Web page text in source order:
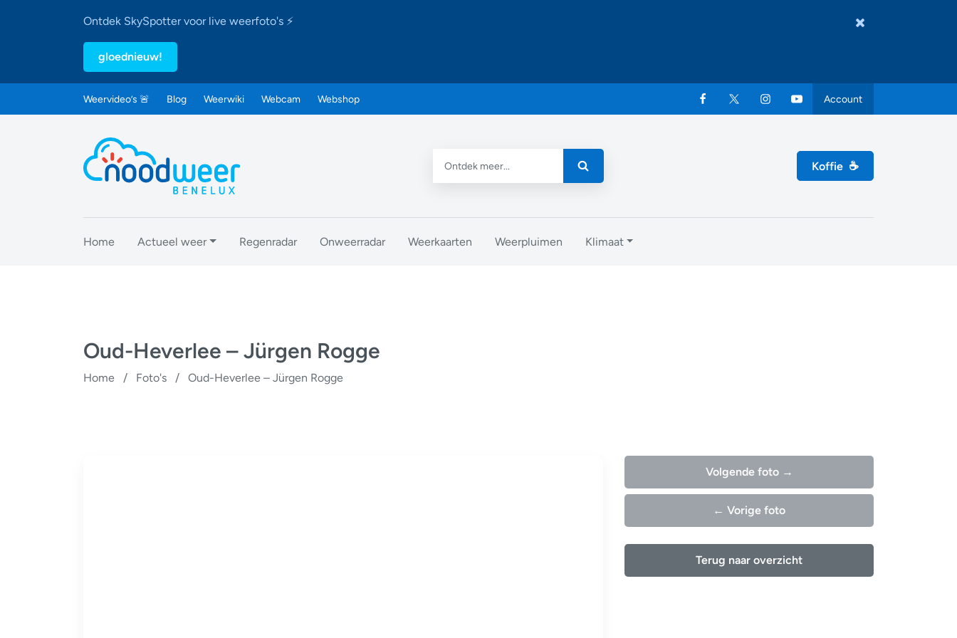
Ontdek SkySpotter voor live weerfoto's ⚡
gloednieuw!
Weervideo’s 🚨 Blog Weerwiki Webcam Webshop Account
Koffie ☕
Home Actueel weer Regenradar Onweerradar Weerkaarten Weerpluimen Klimaat
Oud-Heverlee – Jürgen Rogge
Home / Foto's / Oud-Heverlee – Jürgen Rogge
Volgende foto →
← Vorige foto
Terug naar overzicht